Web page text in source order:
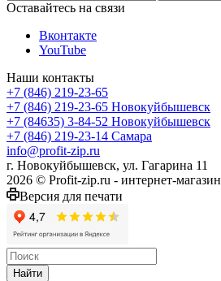
Оставайтесь на связи
Вконтакте
YouTube
Наши контакты
+7 (846) 219-23-65
+7 (846) 219-23-65 Новокуйбышевск
+7 (84635) 3-84-52 Новокуйбышевск
+7 (846) 219-23-14 Самара
info@profit-zip.ru
г. Новокуйбышевск, ул. Гагарина 11
2026 © Profit-zip.ru - интернет-магазин
Версия для печати
Найти